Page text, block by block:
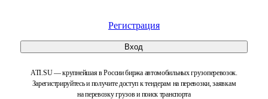
Регистрация
Вход
ATI.SU — крупнейшая в России биржа автомобильных грузоперевозок.
Зарегистрируйтесь и получите доступ к тендерам на перевозки, заявкам
на перевозку грузов и поиск транспорта